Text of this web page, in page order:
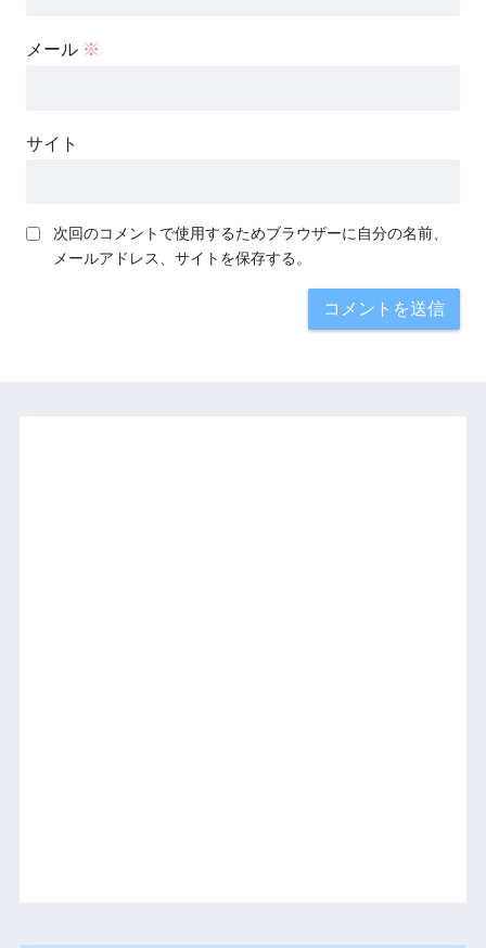
メール ※
サイト
次回のコメントで使用するためブラウザーに自分の名前、
メールアドレス、サイトを保存する。